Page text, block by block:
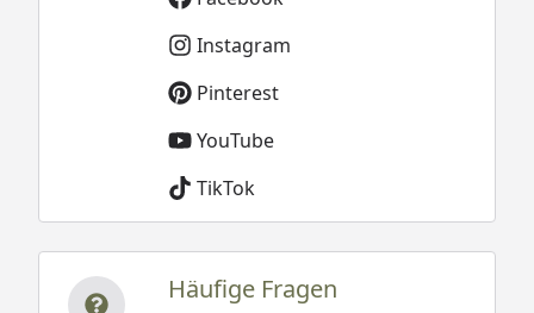
Instagram
Pinterest
YouTube
TikTok
Häufige Fragen